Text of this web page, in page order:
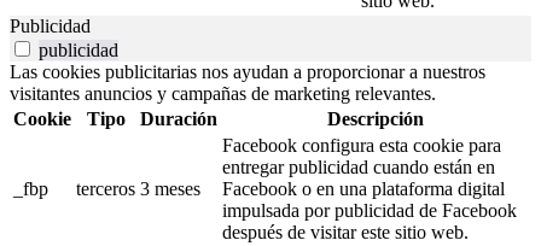
Publicidad
publicidad
Las cookies publicitarias nos ayudan a proporcionar a nuestros
visitantes anuncios y campañas de marketing relevantes.
Cookie
Tipo Duración Descripción
_fbp terceros 3 meses
Facebook configura esta cookie para
entregar publicidad cuando están en
Facebook o en una plataforma digital
impulsada por publicidad de Facebook
después de visitar este sitio web.